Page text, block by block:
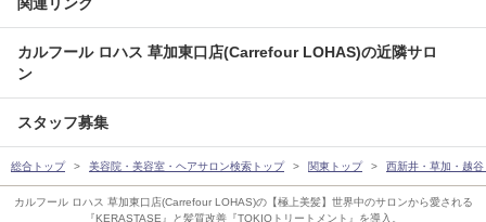
カルフール ロハス 草加東口店(Carrefour LOHAS)の【極上美髪】世界中のサロンから愛される
『KERASTASE』と髪質改善『TOKIOトリートメント』を導入。
カルフール ロハス 草加東口店(Carrefour LOHAS)の近隣サロ
ン
スタッフ募集
総合トップ 美容院・美容室・ヘアサロン検索トップ 関東トップ 西新井・草加・越